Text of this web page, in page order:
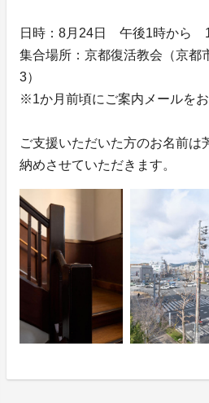
日時：8月24日 午後1時から
集合場所：京都復活教会（京都
3）
※1か月前頃にご案内メールをお
ご支援いただいた方のお名前は
納めさせていただきます。